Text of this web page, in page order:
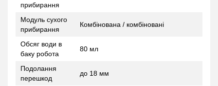
прибирання
Модуль сухого
прибирання
Комбінована / комбіновані
Обсяг води в
баку робота
80 мл
Подолання
перешкод
до 18 мм